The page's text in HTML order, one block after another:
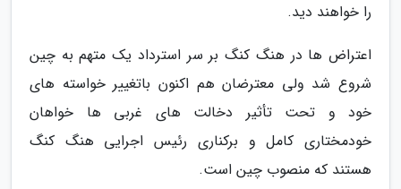
را خواهند دید.
اعتراض ها در هنگ کنگ بر سر استرداد یک متهم به چین
شروع شد ولی معترضان هم اکنون باتغییر خواسته های
خود و تحت تأثیر دخالت های غربی ها خواهان
خودمختاری کامل و برکناری رئیس اجرایی هنگ کنگ
هستند که منصوب چین است.